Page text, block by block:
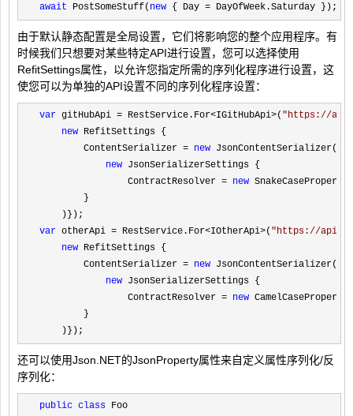
await PostSomeStuff( new { Day = DayOfWeek.Saturday });
由于默认静态配置是全局设置，它们将影响您的整个应用程序。有
时候我们只想要对某些特定API进行设置，您可以选择使用
RefitSettings属性，以允许您指定所需的序列化程序进行设置，这
使您可以为单独的API设置不同的序列化程序设置：
var gitHubApi = RestService.For<IGitHubApi>( "https://
new RefitSettings {
        ContentSerializer
= new JsonContentSerializer(
new JsonSerializerSettings {
                ContractResolver
= new
        }
var otherApi = RestService.For<IOtherApi>( "https://
new RefitSettings {
        ContentSerializer
= new JsonContentSerializer(
new JsonSerializerSettings {
                ContractResolver
= new
        }
    )});
还可以使用Json.NET的JsonProperty属性来自定义属性序列化/反
序列化：
public class Foo